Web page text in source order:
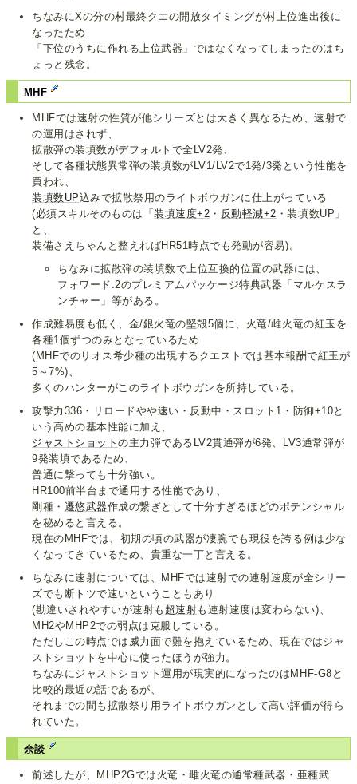
ちなみにXの分の村最終クエの開放タイミングが村上位進出後に
なったため
「下位のうちに作れる上位武器」ではなくなってしまったのはち
ょっと残念。
MHF
MHFでは速射の性質が他シリーズとは大きく異なるため、速射で
の運用はされず、
拡散弾の装填数がデフォルトで全LV2発、
そして各種状態異常弾の装填数がLV1/LV2で1発/3発という性能を
買われ、
装填数UP込みで拡散祭用のライトボウガンに仕上がっている
(必須スキルそのものは「装填速度+2 ・ 反動軽減+2 ・装填数UP」
と、
装備さえちゃんと整えればHR51時点でも発動が容易)。
ちなみに拡散弾の装填数で上位互換的位置の武器には、
フォワード.2のプレミアムパッケージ特典武器「マルケスラ
ンチャー」等がある。
作成難易度も低く、金/銀火竜の堅殻5個に、火竜/雌火竜の紅玉を
各種1個ずつのみとなっているため
(MHFでのリオス希少種の出現するクエストでは基本報酬で紅玉が
5～7%)、
多くのハンターがこのライトボウガンを所持している。
攻撃力336・リロードやや速い・反動中・スロット1・防御+10と
いう高めの基本性能に加え、
ジャストショットの主力弾であるLV2貫通弾が6発、LV3通常弾が
9発装填であるため、
普通に撃っても十分強い。
HR100前半台まで通用する性能であり、
剛種・ 遷悠武器作成の繋ぎとして十分すぎるほどのポテンシャル
を秘めると言える。
現在のMHFでは、初期の頃の武器が凄腕でも現役を誇る例は少な
くなってきているため、貴重な一丁と言える。
ちなみに速射については、MHFでは速射での連射速度が全シリー
ズでも断トツで速いということもあり
(勘違いされやすいが速射も 超速射も連射速度は変わらない)、
MH2やMHP2での弱点は克服している。
ただしこの時点では威力面で難を抱えているため、現在ではジャ
ストショットを中心に使ったほうが強力。
ちなみにジャストショット運用が現実的になったのはMHF-G8と
比較的最近の話であるが、
それまでの間も拡散祭り用ライトボウガンとして高い評価が得ら
れていた。
余談
前述したが、MHP2Gでは火竜・雌火竜の通常種武器・亜種武